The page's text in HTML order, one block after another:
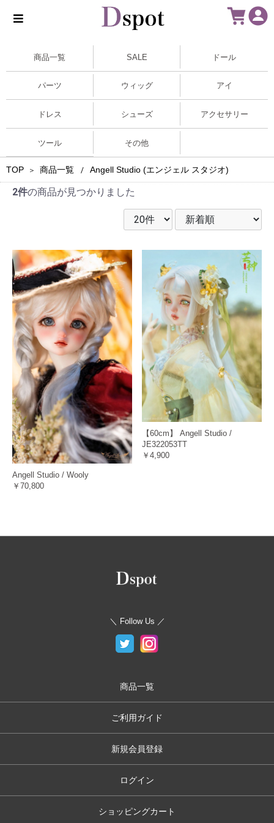
商品一覧 SALE ドール
パーツ ウィッグ アイ
ドレス シューズ アクセサリー
ツール その他
TOP ＞ 商品一覧 / Angell Studio (エンジェル スタジオ)
2件の商品が見つかりました
Angell Studio / Wooly
￥70,800
【60cm】 Angell Studio /
JE322053TT
￥4,900
＼ Follow Us ／
商品一覧
ご利用ガイド
新規会員登録
ログイン
ショッピングカート